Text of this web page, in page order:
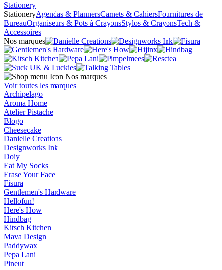
Stationery
StationeryAgendas & PlannersCarnets & CahiersFournitures de
BureauOrganiseurs & Pots à CrayonsStylos & CrayonsTech &
Accessoires
Nos marques
Nos marques
Voir toutes les marques
Archipelago
Aroma Home
Atelier Pistache
Blogo
Cheesecake
Danielle Creations
Designworks Ink
Doiy
Eat My Socks
Erase Your Face
Fisura
Gentlemen's Hardware
Hellofun!
Here's How
Hindbag
Kitsch Kitchen
Mava Design
Paddywax
Pepa Lani
Pineut